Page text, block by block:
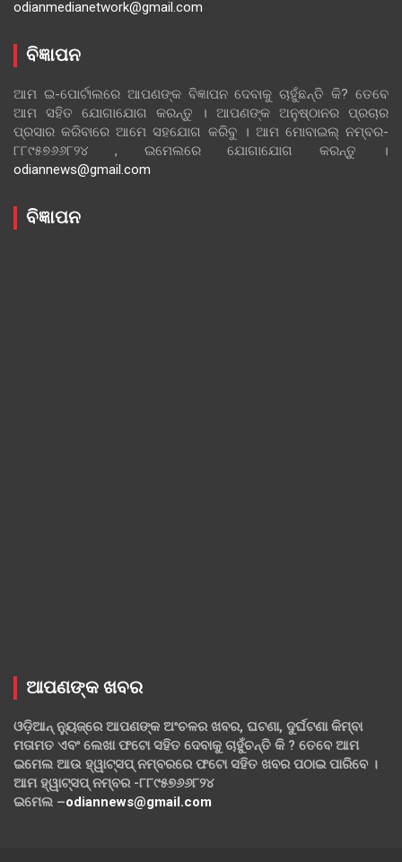
odianmedianetwork@gmail.com
ବିଜ୍ଞାପନ
ଆମ ଇ-ପୋର୍ଟାଲରେ ଆପଣଙ୍କ ବିଜ୍ଞାପନ ଦେବାକୁ ଚାହୁଁଛନ୍ତି କି? ତେବେ
ଆମ ସହିତ ଯୋଗାଯୋଗ କରନ୍ତୁ । ଆପଣଙ୍କ ଅନୁଷ୍ଠାନର ପ୍ରଚାର
ପ୍ରସାର କରିବାରେ ଆମେ ସହଯୋଗ କରିବୁ । ଆମ ମୋବାଇଲ୍ ନମ୍ବର-
୮୮୯୫୭୬୬୮୨୪ , ଇମେଲରେ ଯୋଗାଯୋଗ କରନ୍ତୁ ।
odiannews@gmail.com
ବିଜ୍ଞାପନ
ଆପଣଙ୍କ ଖବର
ଓଡ଼ିଆନ୍ ନ୍ୟୁଜ୍‌ରେ ଆପଣଙ୍କ ଅଂଚଳର ଖବର, ଘଟଣା, ଦୁର୍ଘଟଣା କିମ୍ବା
ମତାମତ ଏବଂ ଲେଖା ଫଟୋ ସହିତ ଦେବାକୁ ଚାହୁଁଚନ୍ତି କି ? ତେବେ ଆମ
ଇମେଲ ଆଉ ହ୍ୱାଟ୍‌ସପ୍ ନମ୍ବରରେ ଫଟୋ ସହିତ ଖବର ପଠାଇ ପାରିବେ ।
ଆମ ହ୍ୱାଟ୍‌ସପ୍ ନମ୍ବର -୮୮୯୫୭୬୬୮୨୪
ଇମେଲ –odiannews@gmail.com